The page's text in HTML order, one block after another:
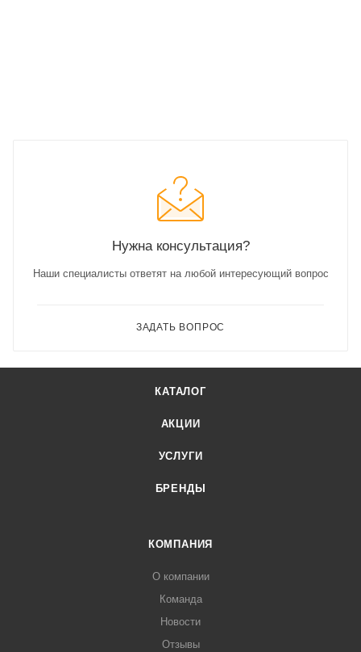
Нужна консультация?
Наши специалисты ответят на любой интересующий вопрос
ЗАДАТЬ ВОПРОС
КАТАЛОГ
АКЦИИ
УСЛУГИ
БРЕНДЫ
КОМПАНИЯ
О компании
Команда
Новости
Отзывы